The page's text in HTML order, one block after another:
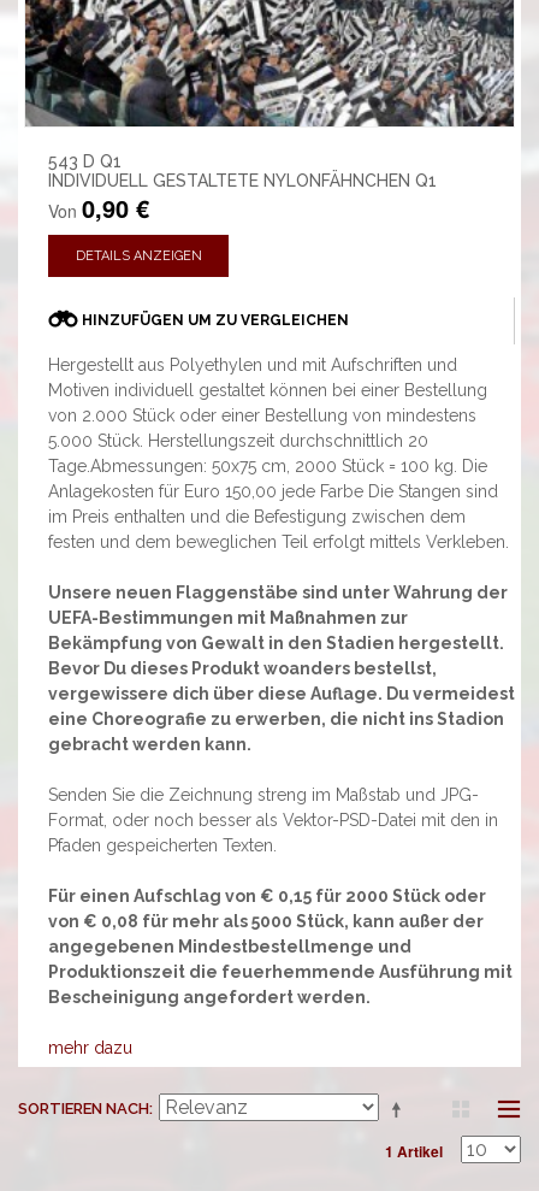
543 D Q1
INDIVIDUELL GESTALTETE NYLONFÄHNCHEN Q1
Von 0,90 €
DETAILS ANZEIGEN
HINZUFÜGEN UM ZU VERGLEICHEN
Hergestellt aus Polyethylen und mit Aufschriften und
Motiven individuell gestaltet können bei einer Bestellung
von 2.000 Stück oder einer Bestellung von mindestens
5.000 Stück. Herstellungszeit durchschnittlich 20
Tage.Abmessungen: 50x75 cm, 2000 Stück = 100 kg. Die
Anlagekosten für Euro 150,00 jede Farbe Die Stangen sind
im Preis enthalten und die Befestigung zwischen dem
festen und dem beweglichen Teil erfolgt mittels Verkleben.
Unsere neuen Flaggenstäbe sind unter Wahrung der
UEFA-Bestimmungen mit Maßnahmen zur
Bekämpfung von Gewalt in den Stadien hergestellt.
Bevor Du dieses Produkt woanders bestellst,
vergewissere dich über diese Auflage. Du vermeidest
eine Choreografie zu erwerben, die nicht ins Stadion
gebracht werden kann.
Senden Sie die Zeichnung streng im Maßstab und JPG-
Format, oder noch besser als Vektor-PSD-Datei mit den in
Pfaden gespeicherten Texten.
Für einen Aufschlag von € 0,15 für 2000 Stück oder
von € 0,08 für mehr als 5000 Stück, kann außer der
angegebenen Mindestbestellmenge und
Produktionszeit die feuerhemmende Ausführung mit
Bescheinigung angefordert werden.
mehr dazu
SORTIEREN NACH
1 Artikel